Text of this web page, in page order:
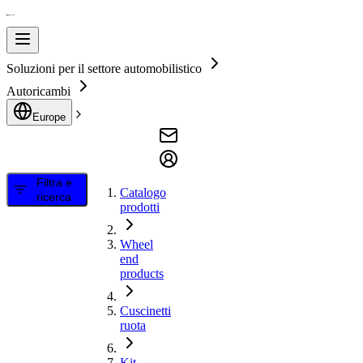
Soluzioni per il settore automobilistico
Autoricambi
Europe
Filtra e
ricerca
Catalogo
prodotti
Wheel
end
products
Cuscinetti
ruota